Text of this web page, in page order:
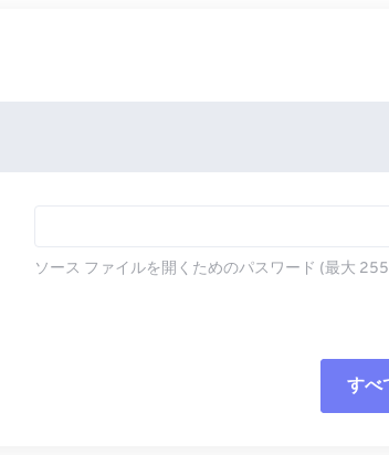
ソース ファイルを開くためのパスワード (最大
すべ